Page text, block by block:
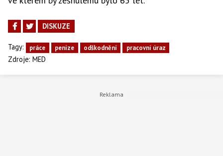
DISKUZE
Tagy: práce peníze odškodnění pracovní úraz
Zdroje: MED